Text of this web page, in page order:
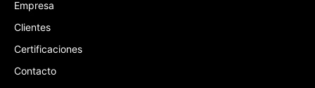
Empresa
Clientes
Certificaciones
Contacto